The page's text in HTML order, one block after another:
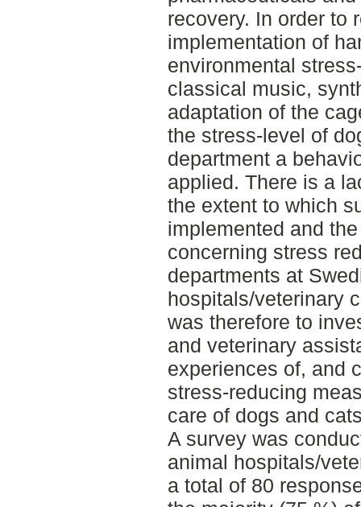
recovery. In order to
implementation of
environmental
classical music,
adaptation of the
the stress-level of
department a
applied. There is a
the extent to which
implemented and
concerning stress
departments at
hospitals/veterinary
was therefore to
and veterinary
experiences of, and
stress-reducing
care of dogs and
A survey was
animal hospitals/
a total of 80